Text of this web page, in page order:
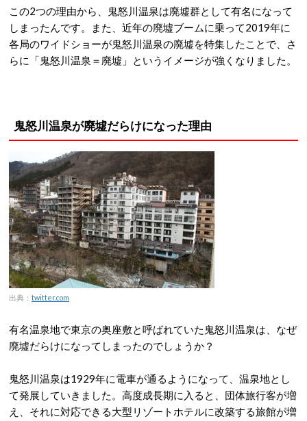
この2つの理由から、鬼怒川温泉は廃墟群として有名になって
しまったんです。また、近年の廃墟ブームに乗って2019年に
各局のワイドショーが鬼怒川温泉の廃墟を特集したことで、さ
らに「鬼怒川温泉＝廃墟」というイメージが強くなりました。
鬼怒川温泉が廃墟だらけになった理由
出典： twitter.com
有名温泉地で東京の奥座敷と呼ばれていた鬼怒川温泉は、なぜ
廃墟だらけになってしまったのでしょうか？
鬼怒川温泉は1929年に電車が通るようになって、温泉地とし
て発展していきました。高度成長期に入ると、団体旅行客が増
え、それに対応できる大型リゾートホテルに改築する旅館が増